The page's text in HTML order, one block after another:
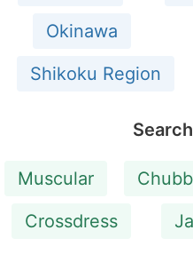
Okinawa
Shikoku Region
Muscular
Crossdress